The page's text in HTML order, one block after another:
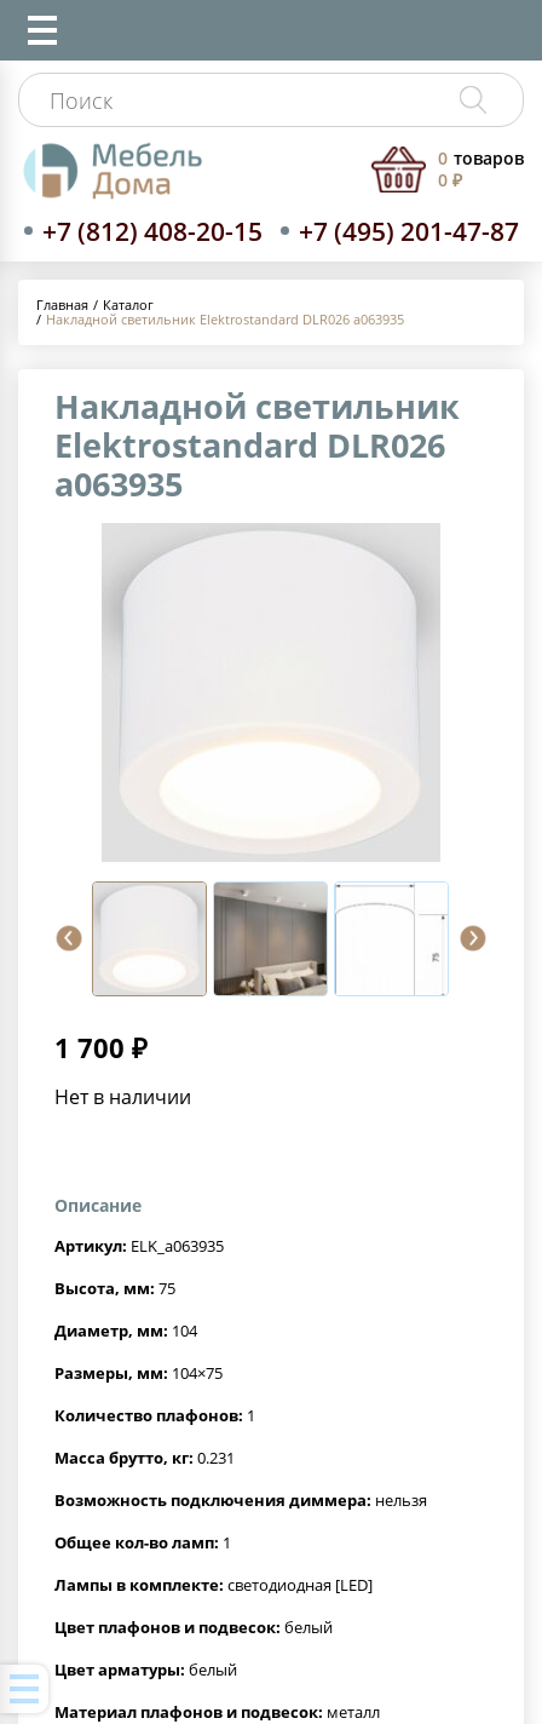
+7 (812) 408-20-15 +7 (495) 201-47-87
0 товаров
0 ₽
Главная
Каталог
Накладной светильник Elektrostandard DLR026 a063935
Накладной светильник
Elektrostandard DLR026
a063935
1 700 ₽
Нет в наличии
Описание
Артикул: ELK_a063935
Высота, мм: 75
Диаметр, мм: 104
Размеры, мм: 104×75
Количество плафонов: 1
Масса брутто, кг: 0.231
Возможность подключения диммера: нельзя
Общее кол-во ламп: 1
Лампы в комплекте: светодиодная [LED]
Цвет плафонов и подвесок: белый
Цвет арматуры: белый
Материал плафонов и подвесок: металл